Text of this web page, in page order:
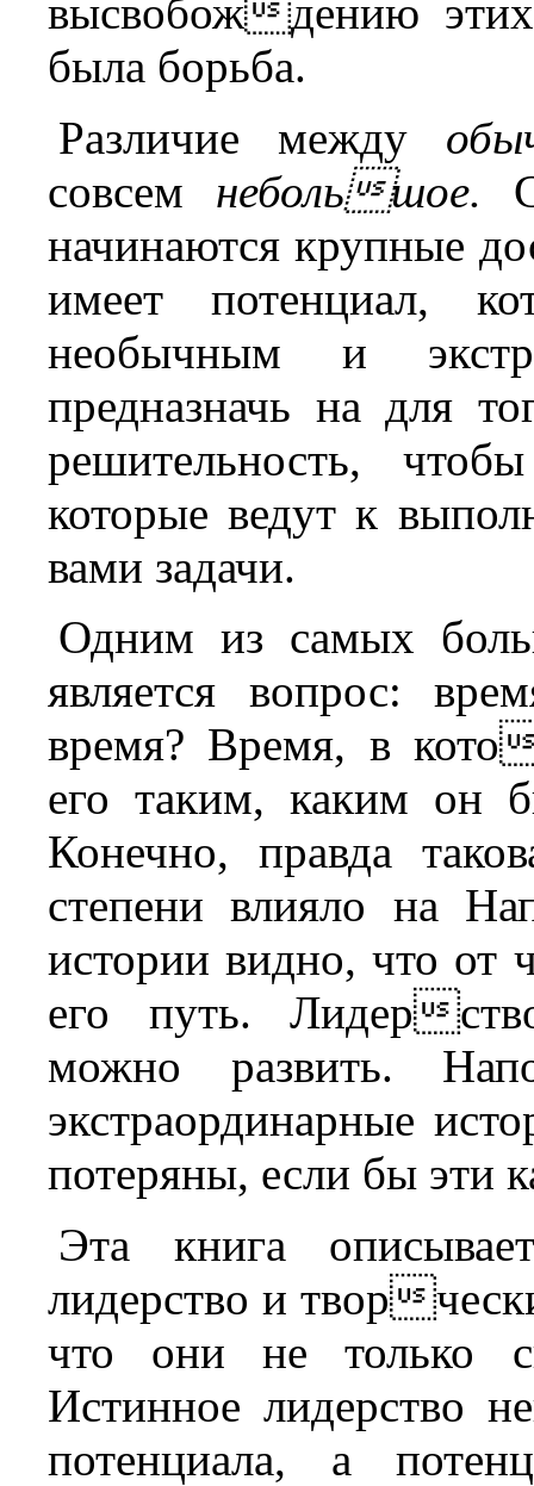
высвобождению
была борьба.
Различие между
совсем небольшое.
начинаются крупные
имеет потенциал,
необычным и
предназначь на для
решительность,
которые ведут к
вами задачи.
Одним из самых
является вопрос:
время? Время, в кото
его таким, каким он
Конечно, правда
степени влияло на
истории видно, что от
его путь. Лидер
можно развить.
экстраординарные
потеряны, если бы эти
Эта книга
лидерство и твор
что они не только
Истинное лидерство
потенциала, а